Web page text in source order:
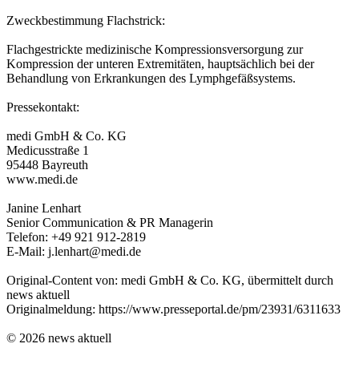
Zweckbestimmung Flachstrick:
Flachgestrickte medizinische Kompressionsversorgung zur
Kompression der unteren Extremitäten, hauptsächlich bei der
Behandlung von Erkrankungen des Lymphgefäßsystems.
Pressekontakt:
medi GmbH & Co. KG
Medicusstraße 1
95448 Bayreuth
www.medi.de
Janine Lenhart
Senior Communication & PR Managerin
Telefon: +49 921 912-2819
E-Mail: j.lenhart@medi.de
Original-Content von: medi GmbH & Co. KG, übermittelt durch
news aktuell
Originalmeldung: https://www.presseportal.de/pm/23931/6311633
© 2026 news aktuell